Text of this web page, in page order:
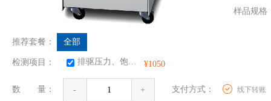
样品规
推荐套餐： 全部
检测项目： 排驱压力、饱和度中值压力、平均孔喉半径、均质系数、相对分选系数、孔隙结构系数、退汞效率、孔喉分布直方图、最小非汞饱和度、毛管压力曲线。用于岩石孔隙结构研究和评价，储量计算 ¥1050
数 量： - + 支付方式： 线下转账